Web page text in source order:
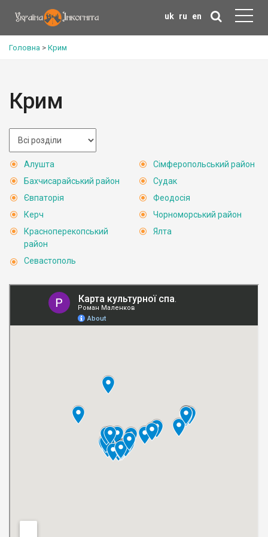
uk ru en
Головна > Крим
Крим
Алушта
Бахчисарайський район
Євпаторія
Керч
Красноперекопський
район
Севастополь
Сімферопольський район
Судак
Феодосія
Чорноморський район
Ялта